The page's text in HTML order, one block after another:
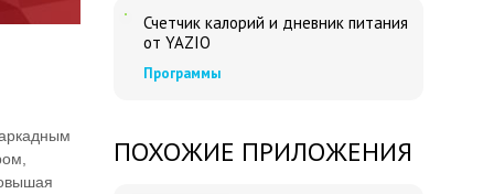
Счетчик калорий и дневник питания
от YAZIO
Программы
ПОХОЖИЕ ПРИЛОЖЕНИЯ